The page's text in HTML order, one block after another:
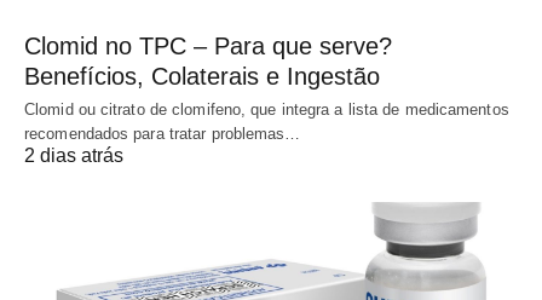
Clomid no TPC – Para que serve?
Benefícios, Colaterais e Ingestão
Clomid ou citrato de clomifeno, que integra a lista de medicamentos
recomendados para tratar problemas…
2 dias atrás